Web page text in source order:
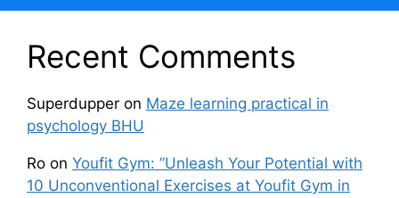
Recent Comments
Superdupper on Maze learning practical in
psychology BHU
Ro on Youfit Gym: ”Unleash Your Potential with
10 Unconventional Exercises at Youfit Gym in